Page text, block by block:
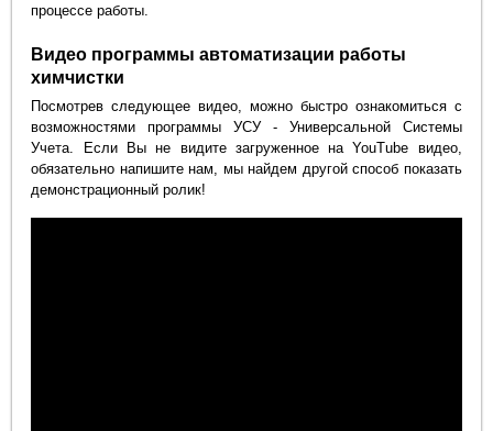
процессе работы.
Видео программы автоматизации работы
химчистки
Посмотрев следующее видео, можно быстро ознакомиться с
возможностями программы УСУ - Универсальной Системы
Учета. Если Вы не видите загруженное на YouTube видео,
обязательно напишите нам, мы найдем другой способ показать
демонстрационный ролик!